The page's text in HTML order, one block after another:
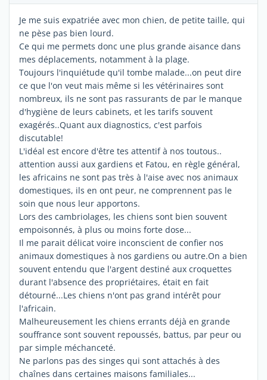
Je me suis expatriée avec mon chien, de petite taille, qui
ne pèse pas bien lourd.
Ce qui me permets donc une plus grande aisance dans
mes déplacements, notamment à la plage.
Toujours l'inquiétude qu'il tombe malade...on peut dire
ce que l'on veut mais même si les vétérinaires sont
nombreux, ils ne sont pas rassurants de par le manque
d'hygiène de leurs cabinets, et les tarifs souvent
exagérés..Quant aux diagnostics, c'est parfois
discutable!
L'idéal est encore d'être tes attentif à nos toutous..
attention aussi aux gardiens et Fatou, en règle général,
les africains ne sont pas très à l'aise avec nos animaux
domestiques, ils en ont peur, ne comprennent pas le
soin que nous leur apportons.
Lors des cambriolages, les chiens sont bien souvent
empoisonnés, à plus ou moins forte dose...
Il me parait délicat voire inconscient de confier nos
animaux domestiques à nos gardiens ou autre.On a bien
souvent entendu que l'argent destiné aux croquettes
durant l'absence des propriétaires, était en fait
détourné...Les chiens n'ont pas grand intérêt pour
l'africain.
Malheureusement les chiens errants déjà en grande
souffrance sont souvent repoussés, battus, par peur ou
par simple méchanceté.
Ne parlons pas des singes qui sont attachés à des
chaînes dans certaines maisons familiales...